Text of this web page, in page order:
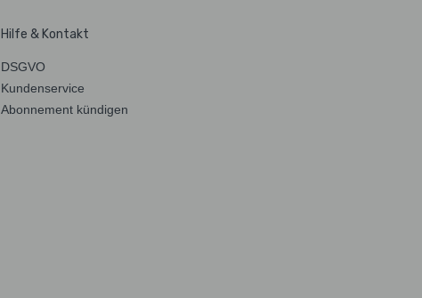
Hilfe & Kontakt
DSGVO
Kundenservice
Abonnement kündigen